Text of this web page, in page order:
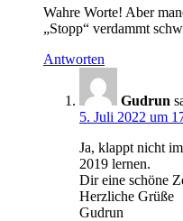
Wahre Worte! Aber
„Stopp“ verdammt
Antworten
Gudrun
5. Juli 2022 um
Ja, klappt nicht
2019 lernen.
Dir eine schöne
Herzliche Grüße
Gudrun